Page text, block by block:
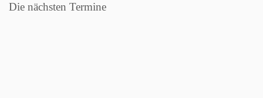
Die nächsten Termine